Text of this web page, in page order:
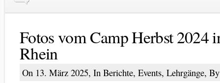
Fotos vom Camp Herbst 2024
Rhein
On 13. März 2025, In Berichte, Events, Lehrgänge,